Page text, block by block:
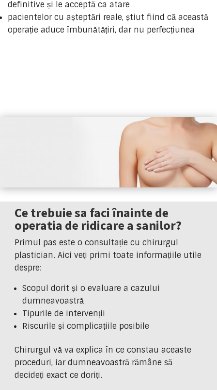
definitive și le acceptă ca atare
pacientelor cu așteptări reale, știut fiind că această
operație aduce îmbunătățiri, dar nu perfecțiunea
Ce trebuie sa faci înainte de
operatia de ridicare a sanilor?
Primul pas este o consultație cu chirurgul
plastician. Aici veți primi toate informațiile utile
despre:
Scopul dorit și o evaluare a cazului
dumneavoastră
Tipurile de intervenții
Riscurile și complicațiile posibile
Chirurgul vă va explica în ce constau aceaste
proceduri, iar dumneavoastră rămâne să
decideți exact ce doriți.